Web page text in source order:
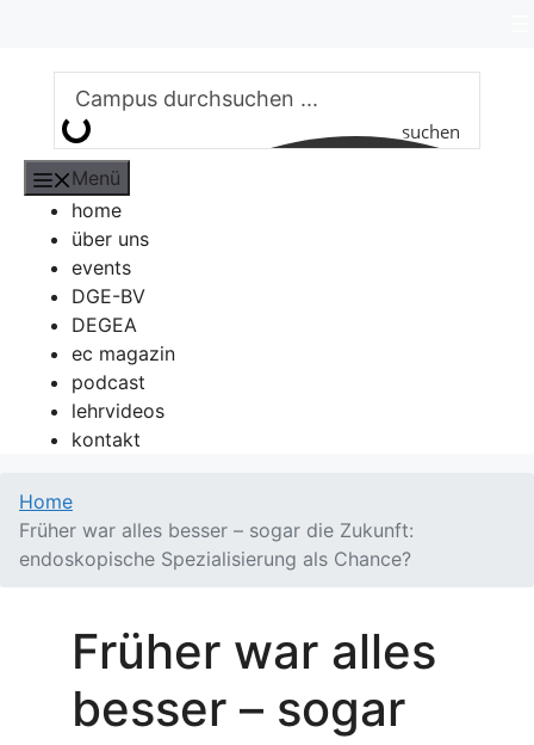
springen
suchen
Menü
home
über uns
events
DGE-BV
DEGEA
ec magazin
podcast
lehrvideos
kontakt
Home
Früher war alles besser – sogar die Zukunft:
endoskopische Spezialisierung als Chance?
Früher war alles
besser – sogar